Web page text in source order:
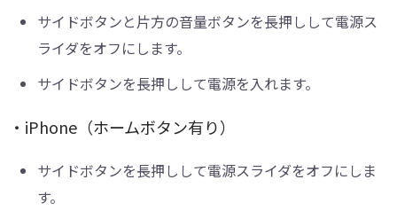
サイドボタンと片方の音量ボタンを長押しして電源ス
ライダをオフにします。
サイドボタンを長押しして電源を入れます。
・iPhone（ホームボタン有り）
サイドボタンを長押しして電源スライダをオフにしま
す。